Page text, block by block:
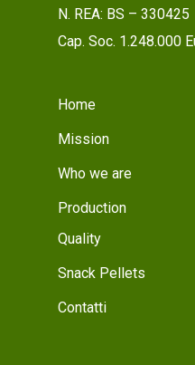
N. REA: BS – 330425
Cap. Soc. 1.248.000
Home
Mission
Who we are
Production
Quality
Snack Pellets
Contatti